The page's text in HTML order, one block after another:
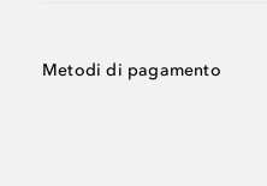
Metodi di pagamento